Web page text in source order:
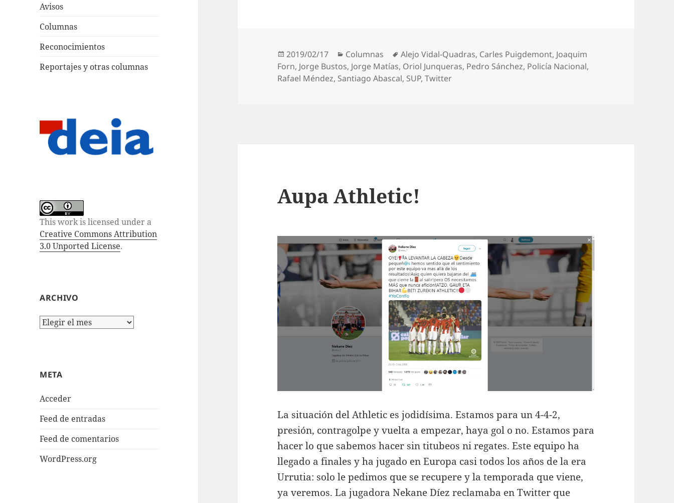
Avisos
Columnas
Reconocimientos
Reportajes y otras columnas
This work is licensed under a
Creative Commons Attribution
3.0 Unported License.
ARCHIVO
Archivo
META
Acceder
Feed de entradas
Feed de comentarios
WordPress.org
Publicado
el
2019/02/17 Categorías
Columnas Etiquetas
Alejo Vidal-Quadras, Carles Puigdemont, Joaquim
Forn, Jorge Bustos, Jorge Matías, Oriol Junqueras, Pedro Sánchez, Policía Nacional,
Rafael Méndez, Santiago Abascal, SUP,Twitter
Aupa Athletic!
La situación del Athletic es jodidísima. Estamos para un 4-4-2,
presión, contragolpe y vuelta a empezar, haya gol o no. Estamos para
hacer lo que sabemos hacer sin titubeos ni regates. Este equipo ha
llegado a finales y ha jugado en Europa casi todos los años de la era
Urrutia: solo le pedimos que se recupere y la temporada que viene,
ya veremos. La jugadora Nekane Díez reclamaba en Twitter que